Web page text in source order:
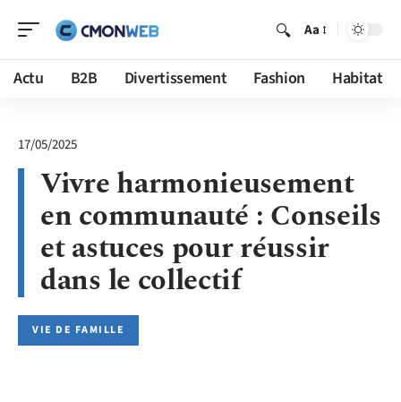
Aa
Actu B2B Divertissement Fashion Habitat
17/05/2025
Vivre harmonieusement
en communauté : Conseils
et astuces pour réussir
dans le collectif
VIE DE FAMILLE